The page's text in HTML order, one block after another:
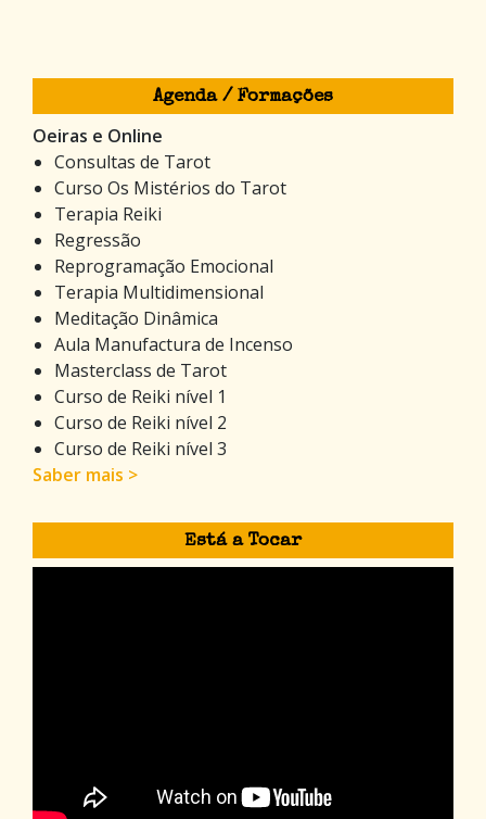
Agenda / Formações
Oeiras e Online
Consultas de Tarot
Curso Os Mistérios do Tarot
Terapia Reiki
Regressão
Reprogramação Emocional
Terapia Multidimensional
Meditação Dinâmica
Aula Manufactura de Incenso
Masterclass de Tarot
Curso de Reiki nível 1
Curso de Reiki nível 2
Curso de Reiki nível 3
Saber mais >
Está a Tocar